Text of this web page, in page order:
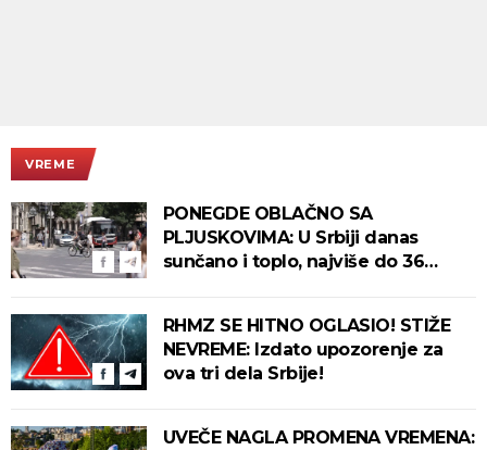
VREME
PONEGDE OBLAČNO SA
PLJUSKOVIMA: U Srbiji danas
sunčano i toplo, najviše do 36
RHMZ SE HITNO OGLASIO! STIŽE
NEVREME: Izdato upozorenje za
ova tri dela Srbije!
UVEČE NAGLA PROMENA VREMENA: